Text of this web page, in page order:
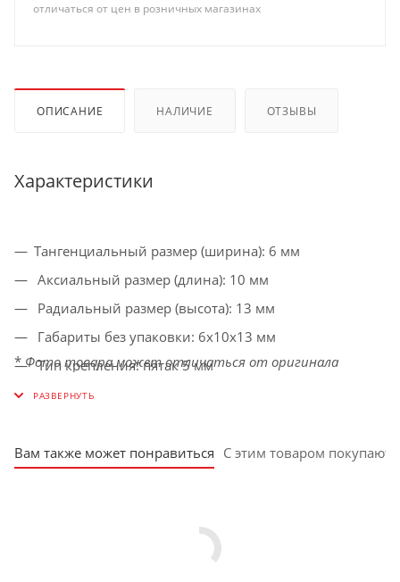
отличаться от цен в розничных магазинах
ОПИСАНИЕ НАЛИЧИЕ ОТЗЫВЫ
Характеристики
Тангенциальный размер (ширина): 6 мм
Аксиальный размер (длина): 10 мм
Радиальный размер (высота): 13 мм
Габариты без упаковки: 6х10х13 мм
Тип крепления: пятак 5 мм
С пружиной: да
Для УШМ: да
Для торцовочных пил: да
* Фото товара может отличаться от оригинала
Вам также может понравиться С этим товаром покупают